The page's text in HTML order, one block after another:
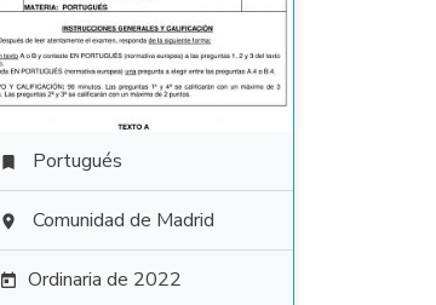
 Portugués
 Comunidad de Madrid
 Ordinaria de 2022